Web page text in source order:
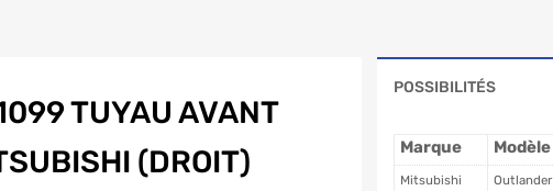
TUYAU AVANT
(DROIT)
POSSIBILITÉS
Marque Modèle
Mitsubishi Outlander